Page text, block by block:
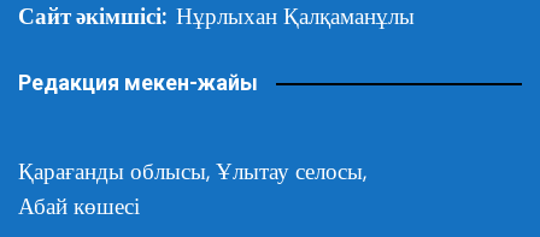
Сайт әкімшісі: Нұрлыхан Қалқаманұлы
Редакция мекен-жайы
Қарағанды облысы, Ұлытау селосы,
Абай көшесі